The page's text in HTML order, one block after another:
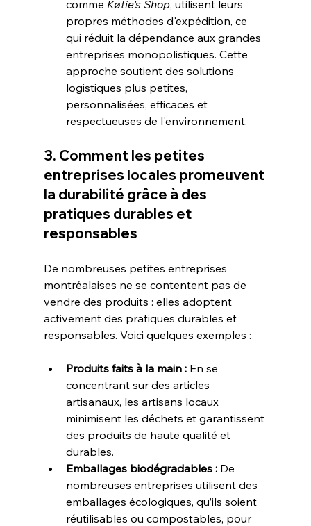
comme Køtie's Shop, utilisent leurs
propres méthodes d'expédition, ce
qui réduit la dépendance aux grandes
entreprises monopolistiques. Cette
approche soutient des solutions
logistiques plus petites,
personnalisées, efficaces et
respectueuses de l'environnement.
3. Comment les petites
entreprises locales promeuvent
la durabilité grâce à des
pratiques durables et
responsables
De nombreuses petites entreprises
montréalaises ne se contentent pas de
vendre des produits : elles adoptent
activement des pratiques durables et
responsables. Voici quelques exemples :
Produits faits à la main : En se
concentrant sur des articles
artisanaux, les artisans locaux
minimisent les déchets et garantissent
des produits de haute qualité et
durables.
Emballages biodégradables : De
nombreuses entreprises utilisent des
emballages écologiques, qu’ils soient
réutilisables ou compostables, pour